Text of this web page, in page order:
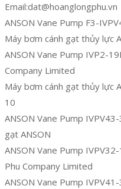
Email:dat@hoanglongphu.vn
ANSON Vane Pump F3-
Máy bơm cánh gạt thủy lực
ANSON Vane Pump IVP2-
Company Limited
Máy bơm cánh gạt thủy lực
10
ANSON Vane Pump
gạt ANSON
ANSON Vane Pump
Phu Company Limited
ANSON Vane Pump